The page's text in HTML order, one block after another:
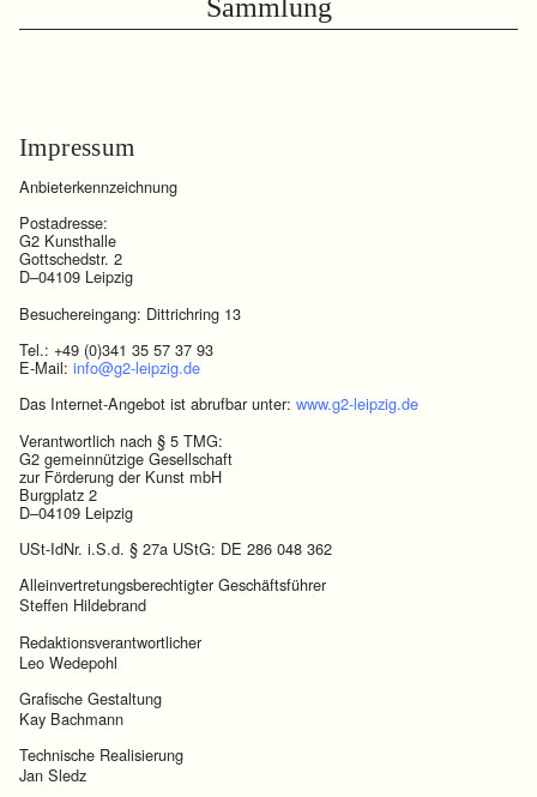
Sammlung
Impressum
Anbieterkennzeichnung
Postadresse:
G2 Kunsthalle
Gottschedstr. 2
D–04109 Leipzig
Besuchereingang: Dittrichring 13
Tel.: +49 (0)341 35 57 37 93
E-Mail: info@g2-leipzig.de
Das Internet-Angebot ist abrufbar unter: www.g2-leipzig.de
Verantwortlich nach § 5 TMG:
G2 gemeinnützige Gesellschaft
zur Förderung der Kunst mbH
Burgplatz 2
D–04109 Leipzig
USt-IdNr. i.S.d. § 27a UStG: DE 286 048 362
Alleinvertretungsberechtigter Geschäftsführer
Steffen Hildebrand
Redaktionsverantwortlicher
Leo Wedepohl
Grafische Gestaltung
Kay Bachmann
Technische Realisierung
Jan Sledz